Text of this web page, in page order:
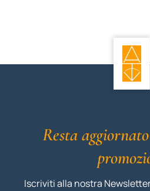
Resta
Iscriviti alla nostra